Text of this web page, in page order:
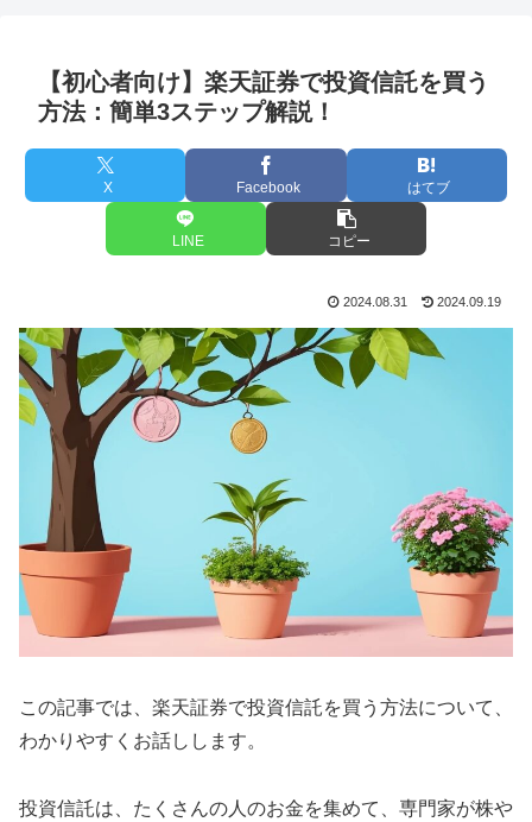
【初心者向け】楽天証券で投資信託を買う
方法：簡単3ステップ解説！
X Facebook はてブ
LINE コピー
2024.08.31 2024.09.19
この記事では、楽天証券で投資信託を買う方法について、
わかりやすくお話しします。
投資信託は、たくさんの人のお金を集めて、専門家が株や